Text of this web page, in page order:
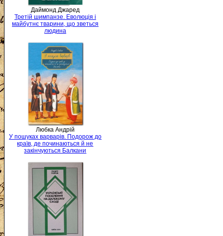
Даймонд Джаред
Третій шимпанзе. Еволюція і
майбутнє тварини, що зветься
людина
Любка Андрій
У пошуках варварів. Подорож до
країв, де починаються й не
закінчуються Балкани